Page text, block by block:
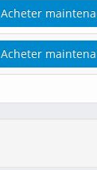
Acheter
Acheter